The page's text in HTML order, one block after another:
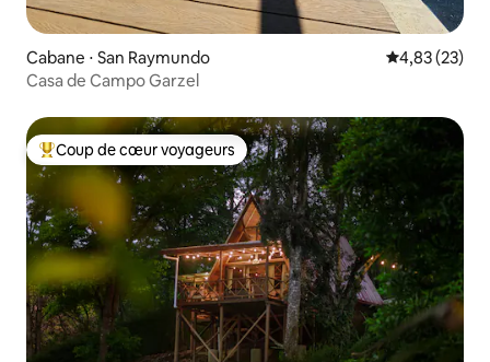
Cabane ⋅ San Raymundo Évaluation
4,83 (23)
Casa de Campo Garzel
Coups de cœur voyageurs les plus appréciés
Coup de cœur voyageurs